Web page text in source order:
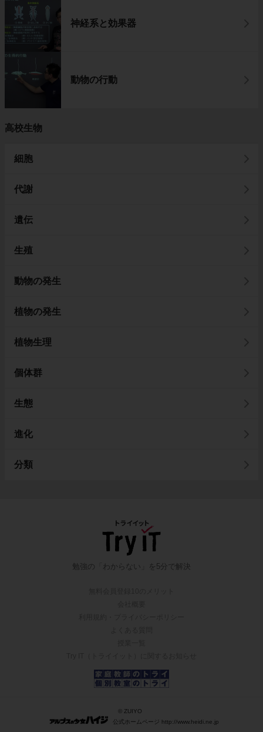
神経系と効果器
動物の行動
高校生物
細胞
代謝
遺伝
生殖
動物の発生
植物の発生
植物生理
個体群
生態
進化
分類
勉強の「わからない」を5分で解決
© ZUIYO
公式ホームページ http://www.heidi.ne.jp